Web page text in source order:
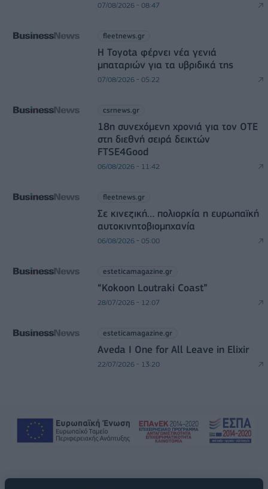
07/08/2026 - 08:47
fleetnews.gr
Η Toyota φέρνει νέα γενιά
μπαταριών για τα υβριδικά της
07/08/2026 - 05:22
csrnews.gr
18η συνεχόμενη χρονιά για τον ΟΤΕ
στη διεθνή σειρά δεικτών
FTSE4Good
06/08/2026 - 11:42
fleetnews.gr
Σε κινεζική… πολιορκία η ευρωπαϊκή
αυτοκινητοβιομηχανία
06/08/2026 - 05:00
esteticamagazine.gr
“Kokoon Loutraki Coast”
28/07/2026 - 12:07
esteticamagazine.gr
Aveda I One for All Leave in Elixir
22/07/2026 - 13:20